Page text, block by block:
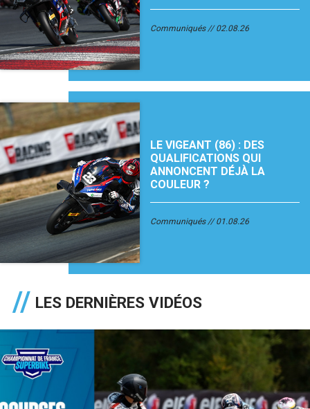
Communiqués 02.08.26
LE VIGEANT (86) : DES
QUALIFICATIONS QUI
ANNONCENT DÉJÀ LA
COULEUR ?
Communiqués 01.08.26
LES DERNIÈRES VIDÉOS